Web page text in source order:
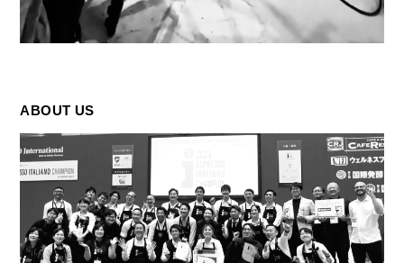
ABOUT US